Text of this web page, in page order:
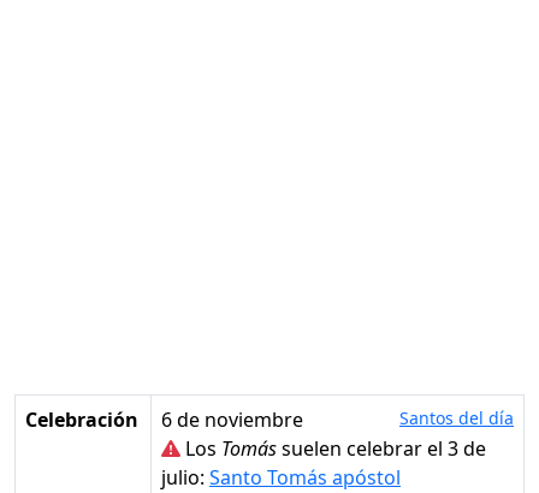
Celebración 6 de noviembre Santos del día
Los Tomássuelen celebrar el 3 de
julio: Santo Tomás apóstol